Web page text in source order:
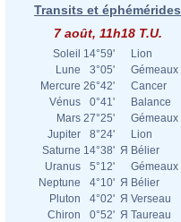
Transits et éphémérides
7 août, 11h18 T.U.
Soleil 14°59'
Lion
Lune
3°05'
Gémeaux
Mercure 26°42'
Cancer
Vénus
0°41'
Balance
Mars 27°25'
Gémeaux
Jupiter
8°24'
Lion
Saturne 14°38' Я Bélier
Uranus
5°12'
Gémeaux
Neptune
4°10' Я Bélier
Pluton
4°02' Я Verseau
Chiron
0°52' Я Taureau